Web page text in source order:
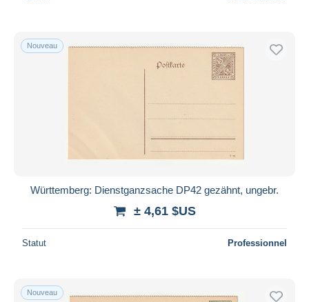
Nouveau
Württemberg: Dienstganzsache DP42 gezähnt, ungebr.
± 4,61 $US
Statut Professionnel
Nouveau